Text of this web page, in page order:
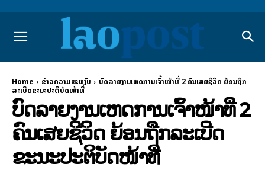
Home ຂ່າວຄວາມສະຫງົບ
ບົດລາຍງານເຫດການເຈົ້າໜ້າທີ່ 2 ຄົນເສຍຊີວິດ ຍ້ອນຖືກ
ລະເບີດຂະນະປະຕິບັດໜ້າທີ່
ບົດລາຍງານເຫດການເຈົ້າໜ້າທີ່ 2
ຄົນເສຍຊີວິດ ຍ້ອນຖືກລະເບີດ
ຂະນະປະຕິບັດໜ້າທີ່